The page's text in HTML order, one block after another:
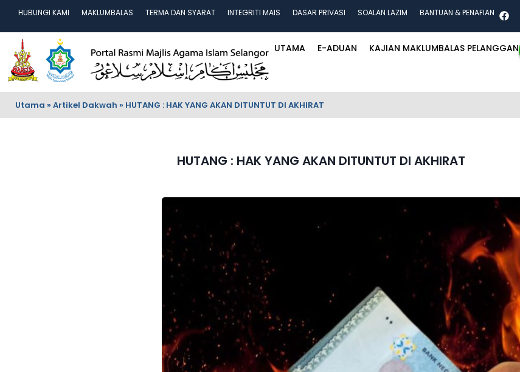
HUBUNGI KAMI MAKLUMBALAS TERMA DAN SYARAT INTEGRITI MAIS DASAR PRIVASI SOALAN LAZIM BANTUAN & PENAFIAN
UTAMA E-ADUAN KAJIAN MAKLUMBALAS PELANGGAN
Utama » Artikel Dakwah » HUTANG : HAK YANG AKAN DITUNTUT DI AKHIRAT
HUTANG : HAK YANG AKAN DITUNTUT DI AKHIRAT